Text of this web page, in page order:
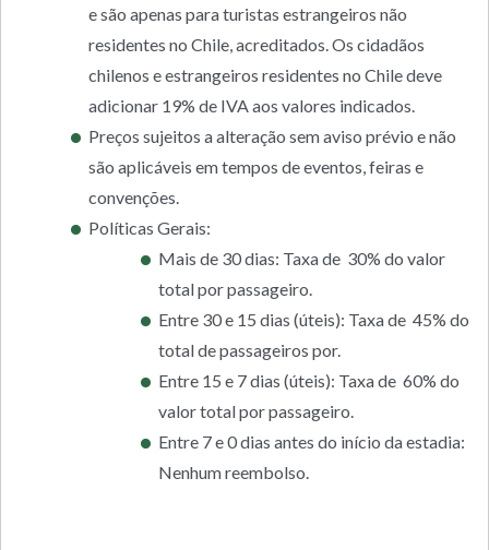
e são apenas para turistas estrangeiros não
residentes no Chile, acreditados. Os cidadãos
chilenos e estrangeiros residentes no Chile deve
adicionar 19% de IVA aos valores indicados.
Preços sujeitos a alteração sem aviso prévio e não
são aplicáveis em tempos de eventos, feiras e
convenções.
Políticas Gerais:
Mais de 30 dias: Taxa de 30% do valor
total por passageiro.
Entre 30 e 15 dias (úteis): Taxa de 45% do
total de passageiros por.
Entre 15 e 7 dias (úteis): Taxa de 60% do
valor total por passageiro.
Entre 7 e 0 dias antes do início da estadia:
Nenhum reembolso.